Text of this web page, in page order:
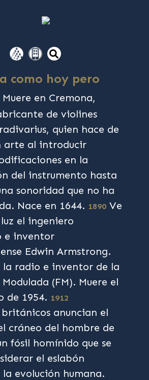
como hoy pero
Muere en Cremona,
de violines
quien hace de
arte al introducir
en la
del instrumento hasta
sonoridad que no ha
Nace en 1644. 1890 Ve
el ingeniero
e inventor
Edwin Armstrong.
la radio e inventor de la
(FM). Muere el
de 1954. 1912
anuncian el
cráneo del hombre de
fósil homínido que se
el eslabón
evolución humana.